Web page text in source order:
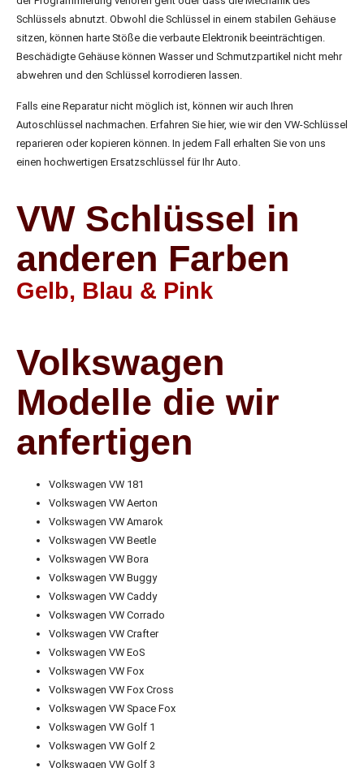
Schlüssels abnutzt. Obwohl die Schlüssel in einem stabilen Gehäuse
sitzen, können harte Stöße die verbaute Elektronik beeinträchtigen.
Beschädigte Gehäuse können Wasser und Schmutzpartikel nicht mehr
abwehren und den Schlüssel korrodieren lassen.
Falls eine Reparatur nicht möglich ist, können wir auch Ihren
Autoschlüssel nachmachen. Erfahren Sie hier, wie wir den VW-Schlüssel
reparieren oder kopieren können. In jedem Fall erhalten Sie von uns
einen hochwertigen Ersatzschlüssel für Ihr Auto.
VW Schlüssel in
anderen Farben
Gelb, Blau & Pink
Volkswagen
Modelle die wir
anfertigen
Volkswagen VW 181
Volkswagen VW Aerton
Volkswagen VW Amarok
Volkswagen VW Beetle
Volkswagen VW Bora
Volkswagen VW Buggy
Volkswagen VW Caddy
Volkswagen VW Corrado
Volkswagen VW Crafter
Volkswagen VW EoS
Volkswagen VW Fox
Volkswagen VW Fox Cross
Volkswagen VW Space Fox
Volkswagen VW Golf 1
Volkswagen VW Golf 2
Volkswagen VW Golf 3